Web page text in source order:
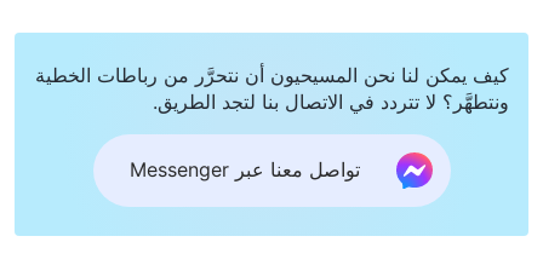
كيف يمكن لنا نحن المسيحيون أن نتحرَّر من رباطات الخطية
ونتطهَّر؟ لا تتردد في الاتصال بنا لتجد الطريق.
تواصل معنا عبر Messenger